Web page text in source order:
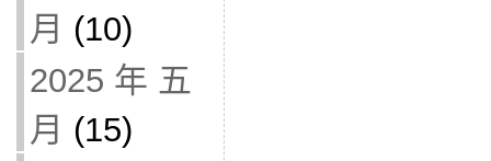
月 (10)
2025 年 五
月 (15)